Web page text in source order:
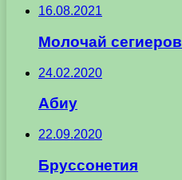
16.08.2021
Молочай сегиеров
24.02.2020
Абиу
22.09.2020
Бруссонетия